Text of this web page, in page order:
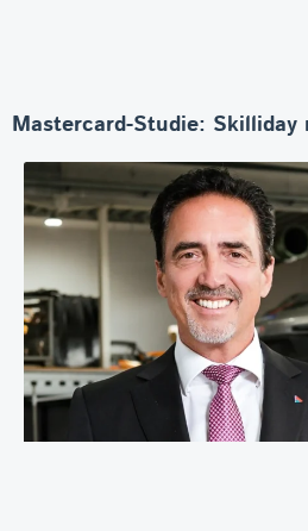
Mastercard-Studie: Skilliday